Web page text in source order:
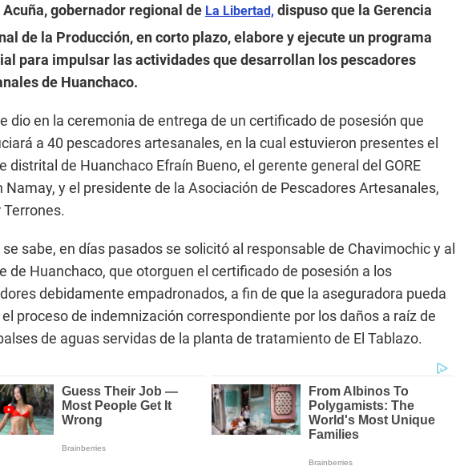
Acuña, gobernador regional de La Libertad, dispuso que la Gerencia
de la Producción, en corto plazo, elabore y ejecute un programa
para impulsar las actividades que desarrollan los pescadores
de Huanchaco.
dio en la ceremonia de entrega de un certificado de posesión que
a 40 pescadores artesanales, en la cual estuvieron presentes el
distrital de Huanchaco Efraín Bueno, el gerente general del GORE
Namay, y el presidente de la Asociación de Pescadores Artesanales,
se sabe, en días pasados se solicitó al responsable de Chavimochic y al
de Huanchaco, que otorguen el certificado de posesión a los
debidamente empadronados, a fin de que la aseguradora pueda
proceso de indemnización correspondiente por los daños a raíz de
de aguas servidas de la planta de tratamiento de El Tablazo.